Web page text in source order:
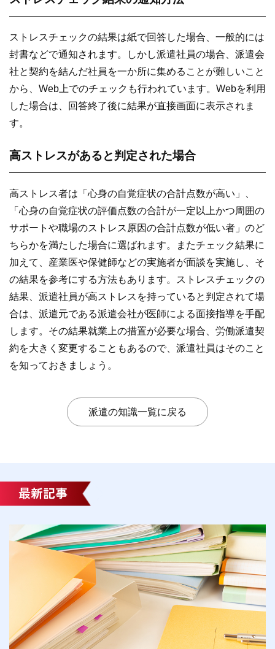
ストレスチェックの結果は紙で回答した場合、一般的には
封書などで通知されます。しかし派遣社員の場合、派遣会
社と契約を結んだ社員を一か所に集めることが難しいこと
から、Web上でのチェックも行われています。Webを利用
した場合は、回答終了後に結果が直接画面に表示されま
す。
高ストレスがあると判定された場合
高ストレス者は「心身の自覚症状の合計点数が高い」、
「心身の自覚症状の評価点数の合計が一定以上かつ周囲の
サポートや職場のストレス原因の合計点数が低い者」のど
ちらかを満たした場合に選ばれます。またチェック結果に
加えて、産業医や保健師などの実施者が面談を実施し、そ
の結果を参考にする方法もあります。ストレスチェックの
結果、派遣社員が高ストレスを持っていると判定されて場
合は、派遣元である派遣会社が医師による面接指導を手配
します。その結果就業上の措置が必要な場合、労働派遣契
約を大きく変更することもあるので、派遣社員はそのこと
を知っておきましょう。
派遣の知識一覧に戻る
最新記事